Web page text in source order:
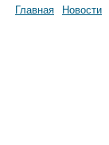
Главная Новости